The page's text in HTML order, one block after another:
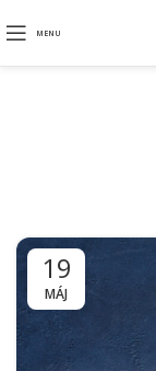
MENU
19
MÁJ